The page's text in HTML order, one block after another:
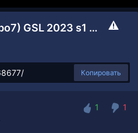
Maru vs Cure (финал!,bo7) GSL 2023 s1 - плей-офф
Копировать
1
1